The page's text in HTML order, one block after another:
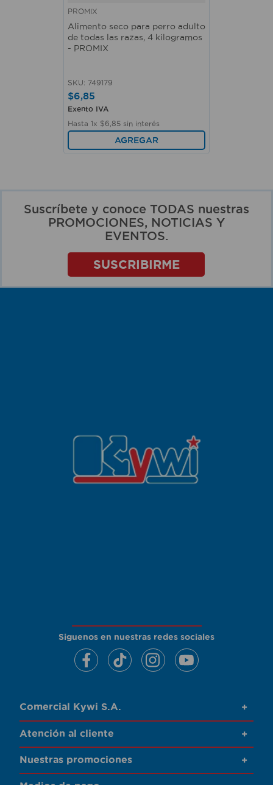
PROMIX
Alimento seco para perro adulto
de todas las razas, 4 kilogramos
- PROMIX
SKU: 749179
$6,85
Exento IVA
Hasta 1x $6 85 sin interés
AGREGAR
Suscríbete y conoce TODAS nuestras
PROMOCIONES, NOTICIAS Y
EVENTOS.
SUSCRIBIRME
Siguenos en nuestras redes sociales
Comercial Kywi S.A. +
Atención al cliente +
Nuestras promociones +